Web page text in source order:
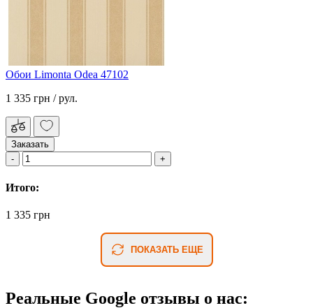
Обои Limonta Odea 47102
1 335 грн / рул.
Заказать
Итого:
1 335 грн
ПОКАЗАТЬ ЕЩЕ
Реальные Google отзывы о нас: